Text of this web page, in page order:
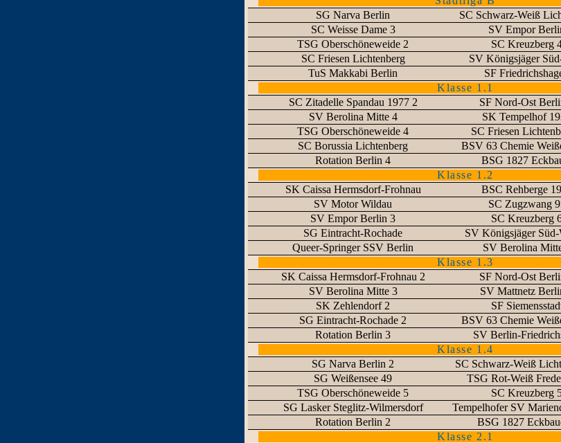
SG Narva Berlin
SC Schwarz-Weiß
SC Weisse Dame 3
SV Empor
TSG Oberschöneweide 2
SC Kreuzberg
SC Friesen Lichtenberg
SV Königsjäger
TuS Makkabi Berlin
SF
Klasse 1.1
SC Zitadelle Spandau 1977 2
SF Nord-Ost
SV Berolina Mitte 4
SK Tempelhof
TSG Oberschöneweide 4
SC Friesen
SC Borussia Lichtenberg
BSV 63 Chemie
Rotation Berlin 4
BSG 1827
Klasse 1.2
SK Caissa Hermsdorf-Frohnau
BSC Rehberge
SV Motor Wildau
SC Zugzwang
SV Empor Berlin 3
SC Kreuzberg
SG Eintracht-Rochade
SV Königsjäger Süd-
Queer-Springer SSV Berlin
SV Berolina
Klasse 1.3
SK Caissa Hermsdorf-Frohnau 2
SF Nord-Ost
SV Berolina Mitte 3
SV Mattnetz
SK Zehlendorf 2
SF
SG Eintracht-Rochade 2
BSV 63 Chemie
Rotation Berlin 3
SV Berlin-
Klasse 1.4
SG Narva Berlin 2
SC Schwarz-Weiß
SG Weißensee 49
TSG Rot-Weiß
TSG Oberschöneweide 5
SC Kreuzberg
SG Lasker Steglitz-Wilmersdorf
Tempelhofer SV
Rotation Berlin 2
BSG 1827
Klasse 2.1